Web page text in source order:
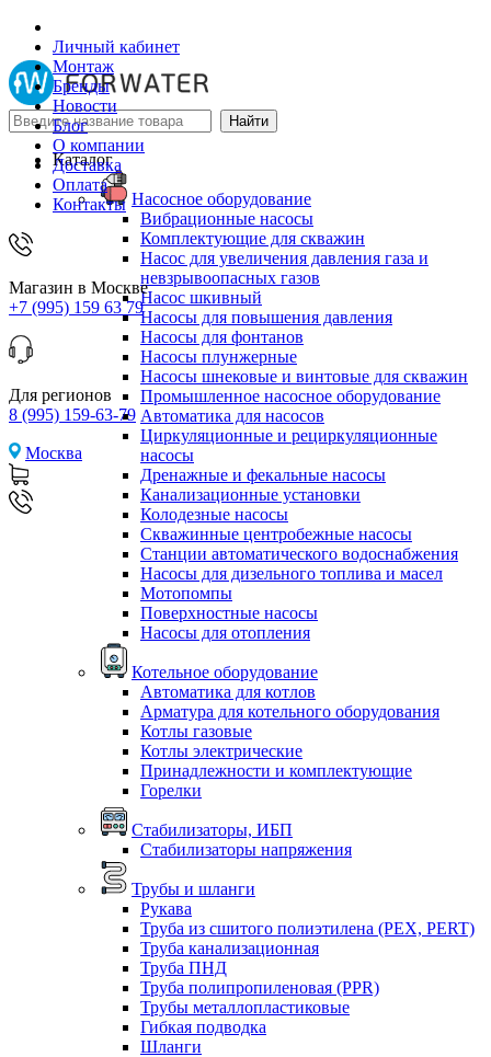
Личный кабинет
Монтаж
Бренды
Новости
Блог
О компании
Доставка
Оплата
Контакты
Магазин в Москве
+7 (995) 159 63 79
Для регионов
8 (995) 159-63-79
Москва
Каталог
Насосное оборудование
Вибрационные насосы
Комплектующие для скважин
Насос для увеличения давления газа и
невзрывоопасных газов
Насос шкивный
Насосы для повышения давления
Насосы для фонтанов
Насосы плунжерные
Насосы шнековые и винтовые для скважин
Промышленное насосное оборудование
Автоматика для насосов
Циркуляционные и рециркуляционные
насосы
Дренажные и фекальные насосы
Канализационные установки
Колодезные насосы
Скважинные центробежные насосы
Станции автоматического водоснабжения
Насосы для дизельного топлива и масел
Мотопомпы
Поверхностные насосы
Насосы для отопления
Котельное оборудование
Автоматика для котлов
Арматура для котельного оборудования
Котлы газовые
Котлы электрические
Принадлежности и комплектующие
Горелки
Стабилизаторы, ИБП
Стабилизаторы напряжения
Трубы и шланги
Рукава
Труба из сшитого полиэтилена (PEX, PERT)
Труба канализационная
Труба ПНД
Труба полипропиленовая (PPR)
Трубы металлопластиковые
Гибкая подводка
Шланги